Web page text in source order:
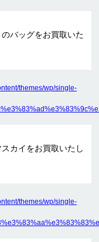
バッグをお買取いた
themes/wp/single-
カイをお買取いたし
themes/wp/single-